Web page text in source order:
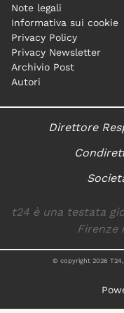
Note legali
Informativa sui cookie
Privacy Policy
Privacy Newsletter
Archivio Post
Autori
Direttore
t24 è una testata
Firenze
© copyright 2026